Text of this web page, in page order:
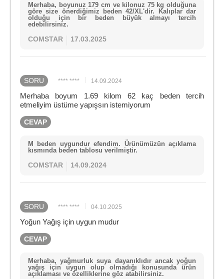
Merhaba, boyunuz 179 cm ve kilonuz 75 kg olduğuna
göre size önerdiğimiz beden 42/XL'dir. Kalıplar dar
olduğu için bir beden büyük almayı tercih
edebilirsiniz.
COMSTAR 17.03.2025
SORU **** **** 14.09.2024
Merhaba boyum 1.69 kilom 62 kaç beden tercih
etmeliyim üstüme yapışsın istemiyorum
CEVAP
M beden uygundur efendim. Ürünümüzün açıklama
kısmında beden tablosu verilmiştir.
COMSTAR 14.09.2024
SORU **** **** 04.10.2025
Yoğun Yağış için uygun mudur
CEVAP
Merhaba, yağmurluk suya dayanıklıdır ancak yoğun
yağış için uygun olup olmadığı konusunda ürün
açıklaması ve özelliklerine göz atabilirsiniz.